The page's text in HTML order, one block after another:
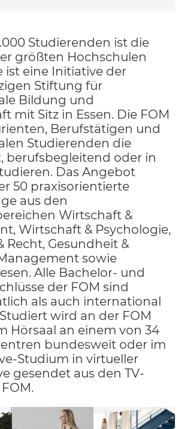
Studierenden ist die
größten Hochschulen
ist eine Initiative der
Stiftung für
Bildung und
mit Sitz in Essen. Die FOM
Berufstätigen und
Studierenden die
berufsbegleitend oder in
Das Angebot
50 praxisorientierte
aus den
Wirtschaft &
Wirtschaft & Psychologie,
Recht, Gesundheit &
sowie
Alle Bachelor- und
der FOM sind
als auch international
wird an der FOM
Hörsaal an einem von 34
bundesweit oder im
Studium in virtueller
gesendet aus den TV-